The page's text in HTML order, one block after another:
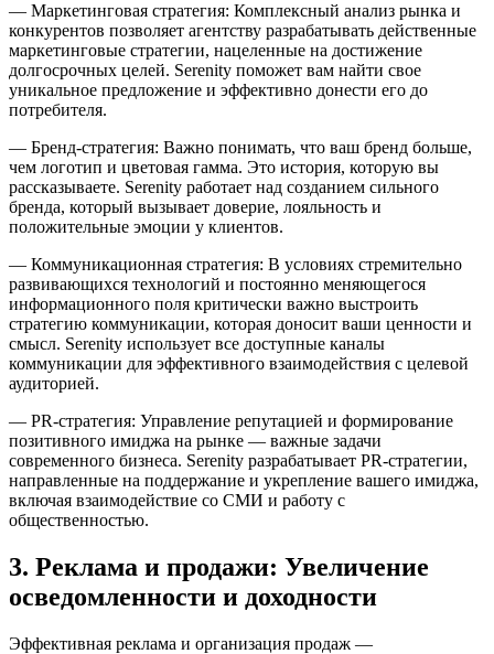
— Маркетинговая стратегия: Комплексный анализ рынка и
конкурентов позволяет агентству разрабатывать действенные
маркетинговые стратегии, нацеленные на достижение
долгосрочных целей. Serenity поможет вам найти свое
уникальное предложение и эффективно донести его до
потребителя.
— Бренд-стратегия: Важно понимать, что ваш бренд больше,
чем логотип и цветовая гамма. Это история, которую вы
рассказываете. Serenity работает над созданием сильного
бренда, который вызывает доверие, лояльность и
положительные эмоции у клиентов.
— Коммуникационная стратегия: В условиях стремительно
развивающихся технологий и постоянно меняющегося
информационного поля критически важно выстроить
стратегию коммуникации, которая доносит ваши ценности и
смысл. Serenity использует все доступные каналы
коммуникации для эффективного взаимодействия с целевой
аудиторией.
— PR-стратегия: Управление репутацией и формирование
позитивного имиджа на рынке — важные задачи
современного бизнеса. Serenity разрабатывает PR-стратегии,
направленные на поддержание и укрепление вашего имиджа,
включая взаимодействие со СМИ и работу с
общественностью.
3. Реклама и продажи: Увеличение
осведомленности и доходности
Эффективная реклама и организация продаж —